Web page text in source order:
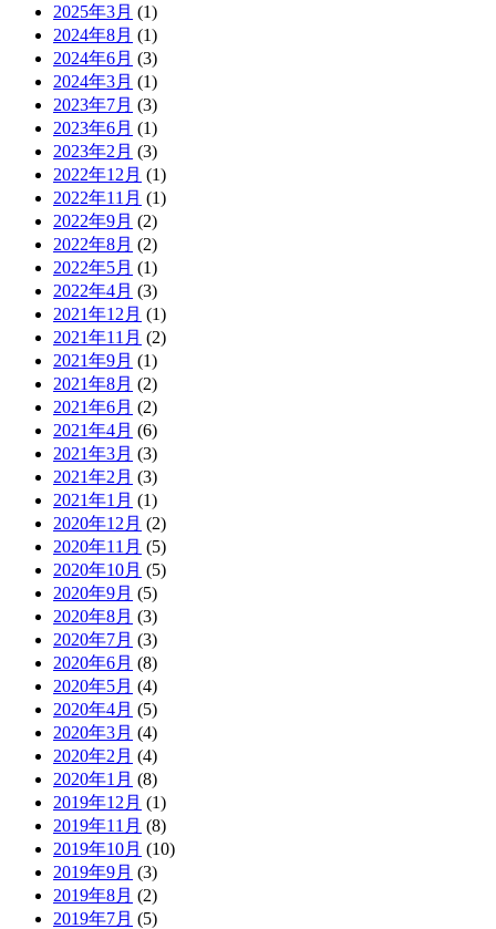
2025年3月 (1)
2024年8月 (1)
2024年6月 (3)
2024年3月 (1)
2023年7月 (3)
2023年6月 (1)
2023年2月 (3)
2022年12月 (1)
2022年11月 (1)
2022年9月 (2)
2022年8月 (2)
2022年5月 (1)
2022年4月 (3)
2021年12月 (1)
2021年11月 (2)
2021年9月 (1)
2021年8月 (2)
2021年6月 (2)
2021年4月 (6)
2021年3月 (3)
2021年2月 (3)
2021年1月 (1)
2020年12月 (2)
2020年11月 (5)
2020年10月 (5)
2020年9月 (5)
2020年8月 (3)
2020年7月 (3)
2020年6月 (8)
2020年5月 (4)
2020年4月 (5)
2020年3月 (4)
2020年2月 (4)
2020年1月 (8)
2019年12月 (1)
2019年11月 (8)
2019年10月 (10)
2019年9月 (3)
2019年8月 (2)
2019年7月 (5)